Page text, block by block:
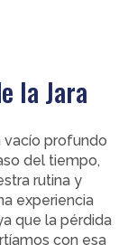
la Jara
vacío profundo
del tiempo,
rutina y
experiencia
que la pérdida
con esa